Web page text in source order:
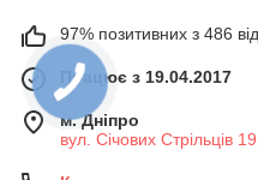
97% позитивних з 486
Працює з 19.04.2017
м. Дніпро
вул. Січових Стрільців